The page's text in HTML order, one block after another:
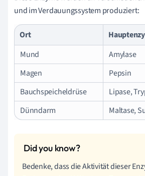
und im Verdauungssystem produziert:
Ort
Mund
Amylase
Magen
Pepsin
Bauchspeicheldrüse
Lipase,
Dünndarm
Maltase,
Bedenke, dass die Aktivität dieser